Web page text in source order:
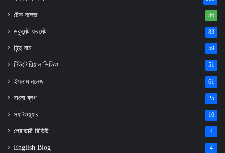
টেক নলেজ 86
ডকুমেন্ট ফরমেট 83
হিন্দু নাম 59
টিউটোরিয়াল ভিডিও 51
ইসলাম নলেজ 61
বাংলা ব্লগ 25
সফটওয়্যার 10
প্রোডাক্ট রিভিউ 4
English Blog 4